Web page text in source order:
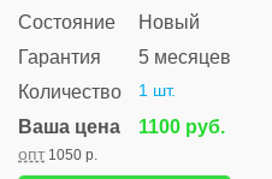
Состояние
Новый
Гарантия
5 месяцев
Количество
1 шт.
Ваша цена 1100 руб.
опт 1050 р.